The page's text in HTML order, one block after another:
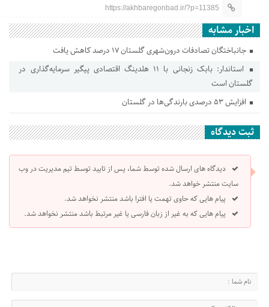
https://akhbaregonbad.ir/?p=11385
اخبار مشابه
جانباختگان تصادفات درون‌شهری گلستان ۱۷ درصد کاهش یافت
استاندار: بابک زنجانی با ۱۱ هلدینگ اقتصادی پیگیر سرمایه‌گذاری در
گلستان است
افزایش ۵۳ درصدی بارندگی‌ها در گلستان
ثبت دیدگاه
دیدگاه های ارسال شده توسط شما، پس از تایید توسط تیم مدیریت در وب
سایت منتشر خواهد شد.
پیام هایی که حاوی تهمت یا افترا باشد منتشر نخواهد شد.
پیام هایی که به غیر از زبان فارسی یا غیر مرتبط باشد منتشر نخواهد شد.